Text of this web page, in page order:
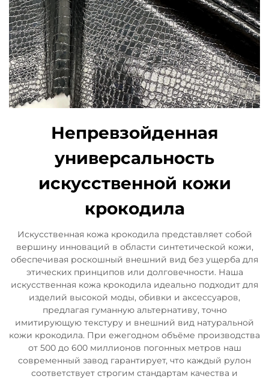
Непревзойденная
универсальность
искусственной кожи
крокодила
Искусственная кожа крокодила представляет собой
вершину инноваций в области синтетической кожи,
обеспечивая роскошный внешний вид без ущерба для
этических принципов или долговечности. Наша
искусственная кожа крокодила идеально подходит для
изделий высокой моды, обивки и аксессуаров,
предлагая гуманную альтернативу, точно
имитирующую текстуру и внешний вид натуральной
кожи крокодила. При ежегодном объёме производства
от 500 до 600 миллионов погонных метров наш
современный завод гарантирует, что каждый рулон
соответствует строгим стандартам качества и